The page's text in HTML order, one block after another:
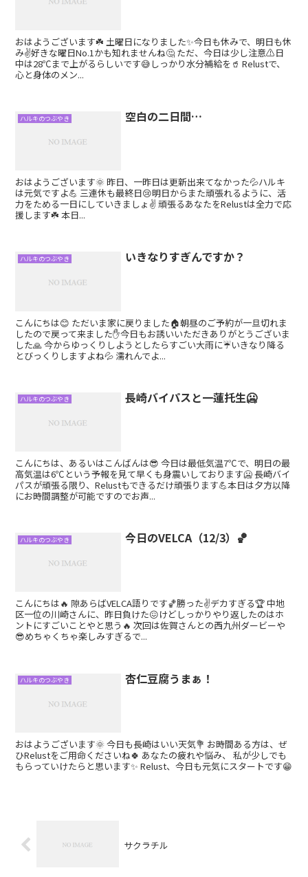
おはようございます☘️ 土曜日になりました✨今日も休みで、明日も休
み✌️好きな曜日No.1かも知れませんね🤔 ただ、今日は少し注意⚠️日
中は28℃まで上がるらしいです😅しっかり水分補給を🥤 Relustで、
心と身体のメン...
ハルキのつぶやき 空白の二日間…
おはようございます🌞 昨日、一昨日は更新出来てなかった💦ハルキ
は元気ですよ💪 三連休も最終日😢明日からまた頑張れるように、活
力をためる一日にしていきましょ✌️ 頑張るあなたをRelustは全力で応
援します☘️ 本日...
ハルキのつぶやき いきなりすぎんですか？
こんにちは😊 ただいま家に戻りました🏠朝昼のご予約が一旦切れま
したので戻って来ました✋今日もお誘いいただきありがとうございま
した🙏 今からゆっくりしようとしたらすごい大雨に☔いきなり降る
とびっくりしますよね💦 濡れんでよ...
ハルキのつぶやき 長崎バイパスと一蓮托生🥶
こんにちは、あるいはこんばんは😎 今日は最低気温7℃で、明日の最
高気温は6℃という予報を見て早くも身震いしております🥶 長崎バイ
パスが頑張る限り、Relustもできるだけ頑張ります💪本日は夕方以降
にお時間調整が可能ですのでお声...
ハルキのつぶやき 今日のVELCA（12/3）🏀
こんにちは🔥 隙あらばVELCA語りです🏀勝った✌️デカすぎる🏆 中地
区一位の川崎さんに、昨日負けた😖けどしっかりやり返したのはホ
ントにすごいことやと思う🔥 次回は佐賀さんとの西九州ダービーや
😎めちゃくちゃ楽しみすぎるで...
ハルキのつぶやき 杏仁豆腐うまぁ！
おはようございます🌞 今日も長崎はいい天気💐 お時間ある方は、ぜ
ひRelustをご用命くださいね🍀 あなたの疲れや悩み、 私が少しでも
もらっていけたらと思います✨ Relust、今日も元気にスタートです😁
サクラチル